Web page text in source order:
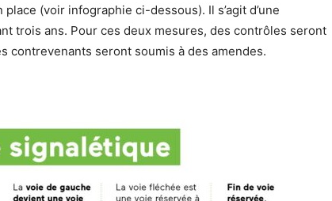
(voir infographie ci-dessous). Il s’agit d’une
trois ans. Pour ces deux mesures, des contrôles seront
contrevenants seront soumis à des amendes.